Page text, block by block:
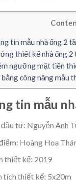
tin mẫu nhà ống 2
thiết kế nhà ống 2
ngưỡng mặt tiền
công năng mẫu
tin mẫu
tư: Nguyễn Anh
Hoàng Hoa
thiết kế: 2019
tích thiết kế: 5x20m